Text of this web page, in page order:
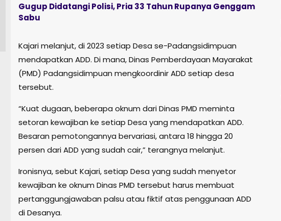
Gugup Didatangi Polisi, Pria 33 Tahun Rupanya Genggam
Sabu
Kajari melanjut, di 2023 setiap Desa se-Padangsidimpuan
mendapatkan ADD. Di mana, Dinas Pemberdayaan Mayarakat
(PMD) Padangsidimpuan mengkoordinir ADD setiap desa
tersebut.
“Kuat dugaan, beberapa oknum dari Dinas PMD meminta
setoran kewajiban ke setiap Desa yang mendapatkan ADD.
Besaran pemotongannya bervariasi, antara 18 hingga 20
persen dari ADD yang sudah cair,” terangnya melanjut.
Ironisnya, sebut Kajari, setiap Desa yang sudah menyetor
kewajiban ke oknum Dinas PMD tersebut harus membuat
pertanggungjawaban palsu atau fiktif atas penggunaan ADD
di Desanya.